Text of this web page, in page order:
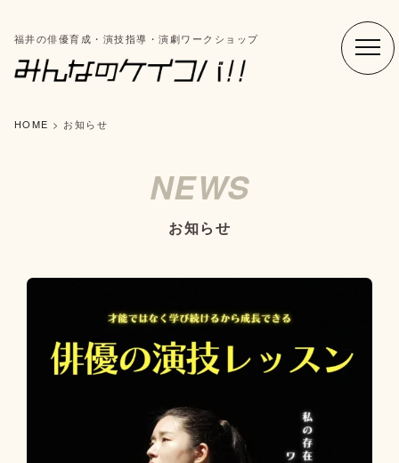
福井の俳優育成・演技指導・演劇ワークショップ
HOME > お知らせ
NEWS
お知らせ